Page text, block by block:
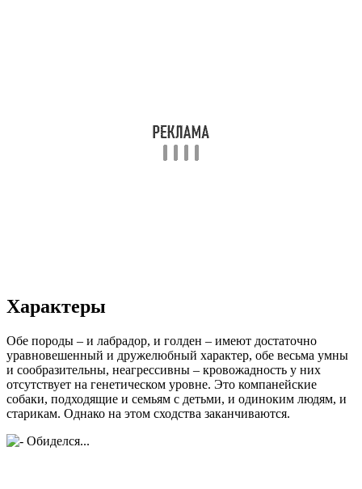
Характеры
Обе породы – и лабрадор, и голден – имеют достаточно
уравновешенный и дружелюбный характер, обе весьма умны
и сообразительны, неагрессивны – кровожадность у них
отсутствует на генетическом уровне. Это компанейские
собаки, подходящие и семьям с детьми, и одиноким людям, и
старикам. Однако на этом сходства заканчиваются.